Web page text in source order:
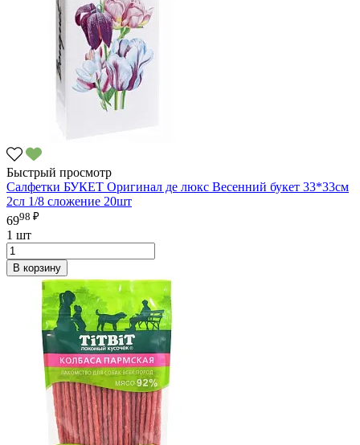
Быстрый просмотр
Салфетки БУКЕТ Оригинал де люкс Весенний букет 33*33см
2сл 1/8 сложение 20шт
6998 ₽
1 шт
В корзину